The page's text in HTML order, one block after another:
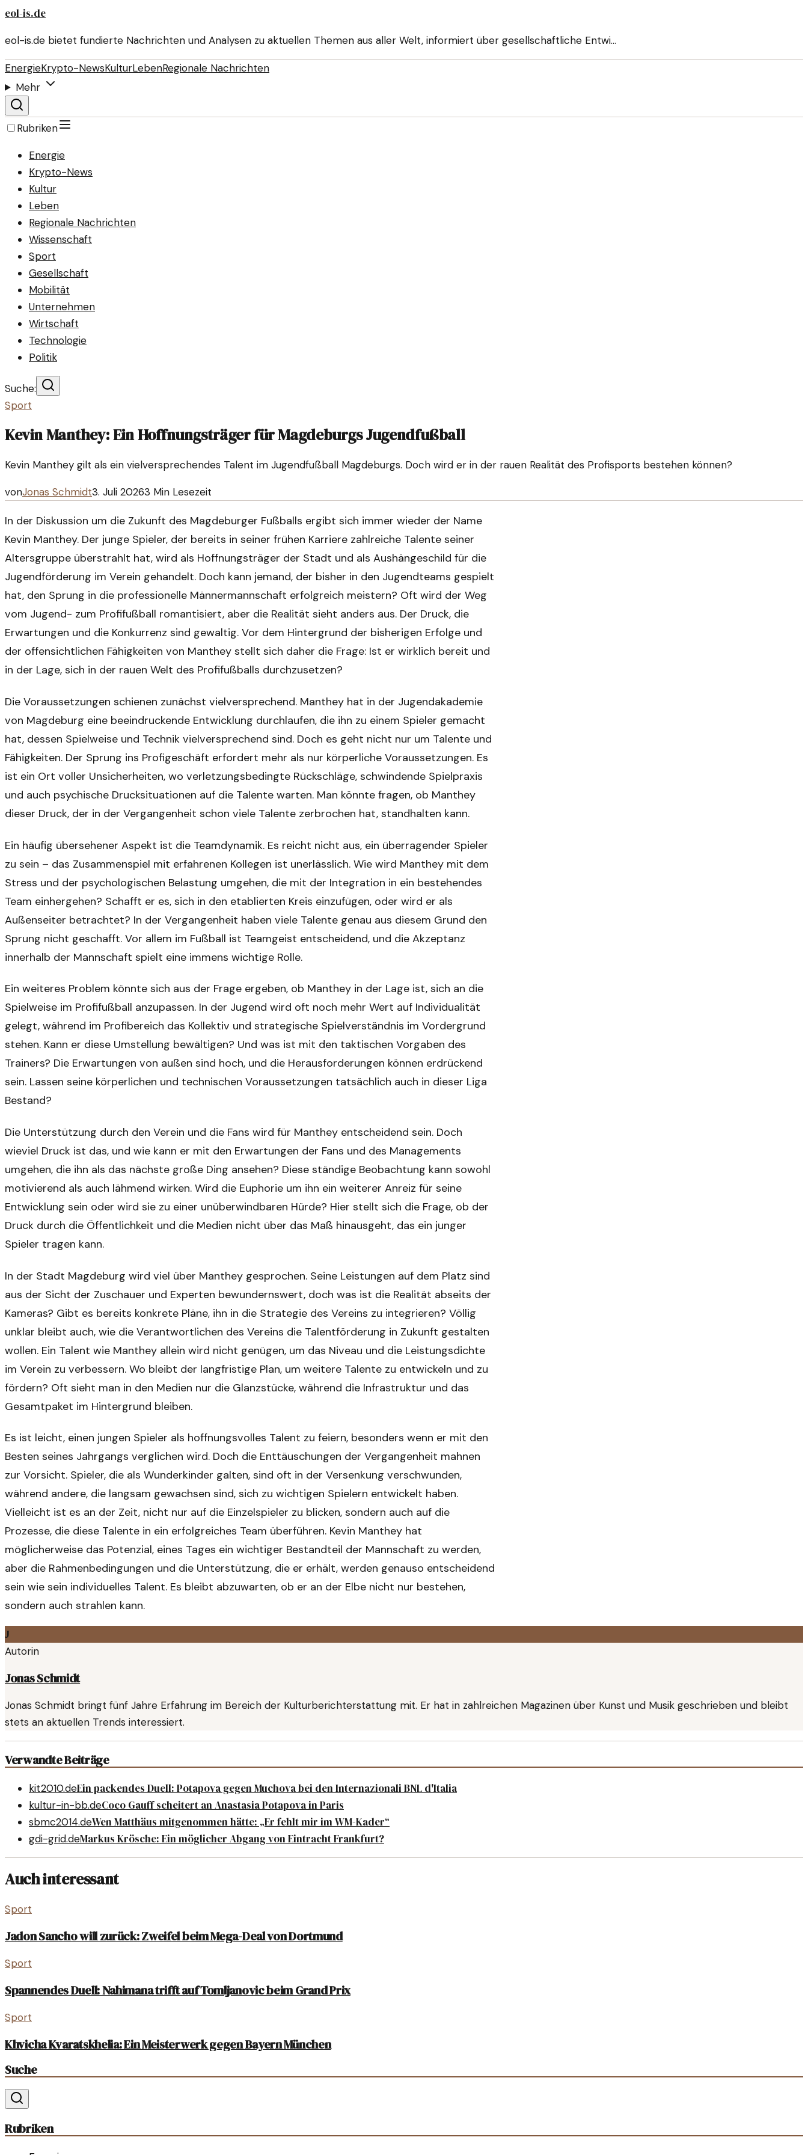
eol-is.de
eol-is.de bietet fundierte Nachrichten und Analysen zu aktuellen Themen aus aller Welt, informiert über gesellschaftliche Entwi…
EnergieKrypto-NewsKulturLebenRegionale Nachrichten
Mehr
Rubriken
Energie
Krypto-News
Kultur
Leben
Regionale Nachrichten
Wissenschaft
Sport
Gesellschaft
Mobilität
Unternehmen
Wirtschaft
Technologie
Politik
Suche:
Sport
Kevin Manthey: Ein Hoffnungsträger für Magdeburgs Jugendfußball
Kevin Manthey gilt als ein vielversprechendes Talent im Jugendfußball Magdeburgs. Doch wird er in der rauen Realität des Profisports bestehen können?
vonJonas Schmidt3. Juli 20263 Min Lesezeit
In der Diskussion um die Zukunft des Magdeburger Fußballs ergibt sich immer wieder der Name
Kevin Manthey. Der junge Spieler, der bereits in seiner frühen Karriere zahlreiche Talente seiner
Altersgruppe überstrahlt hat, wird als Hoffnungsträger der Stadt und als Aushängeschild für die
Jugendförderung im Verein gehandelt. Doch kann jemand, der bisher in den Jugendteams gespielt
hat, den Sprung in die professionelle Männermannschaft erfolgreich meistern? Oft wird der Weg
vom Jugend- zum Profifußball romantisiert, aber die Realität sieht anders aus. Der Druck, die
Erwartungen und die Konkurrenz sind gewaltig. Vor dem Hintergrund der bisherigen Erfolge und
der offensichtlichen Fähigkeiten von Manthey stellt sich daher die Frage: Ist er wirklich bereit und
in der Lage, sich in der rauen Welt des Profifußballs durchzusetzen?
Die Voraussetzungen schienen zunächst vielversprechend. Manthey hat in der Jugendakademie
von Magdeburg eine beeindruckende Entwicklung durchlaufen, die ihn zu einem Spieler gemacht
hat, dessen Spielweise und Technik vielversprechend sind. Doch es geht nicht nur um Talente und
Fähigkeiten. Der Sprung ins Profigeschäft erfordert mehr als nur körperliche Voraussetzungen. Es
ist ein Ort voller Unsicherheiten, wo verletzungsbedingte Rückschläge, schwindende Spielpraxis
und auch psychische Drucksituationen auf die Talente warten. Man könnte fragen, ob Manthey
dieser Druck, der in der Vergangenheit schon viele Talente zerbrochen hat, standhalten kann.
Ein häufig übersehener Aspekt ist die Teamdynamik. Es reicht nicht aus, ein überragender Spieler
zu sein – das Zusammenspiel mit erfahrenen Kollegen ist unerlässlich. Wie wird Manthey mit dem
Stress und der psychologischen Belastung umgehen, die mit der Integration in ein bestehendes
Team einhergehen? Schafft er es, sich in den etablierten Kreis einzufügen, oder wird er als
Außenseiter betrachtet? In der Vergangenheit haben viele Talente genau aus diesem Grund den
Sprung nicht geschafft. Vor allem im Fußball ist Teamgeist entscheidend, und die Akzeptanz
innerhalb der Mannschaft spielt eine immens wichtige Rolle.
Ein weiteres Problem könnte sich aus der Frage ergeben, ob Manthey in der Lage ist, sich an die
Spielweise im Profifußball anzupassen. In der Jugend wird oft noch mehr Wert auf Individualität
gelegt, während im Profibereich das Kollektiv und strategische Spielverständnis im Vordergrund
stehen. Kann er diese Umstellung bewältigen? Und was ist mit den taktischen Vorgaben des
Trainers? Die Erwartungen von außen sind hoch, und die Herausforderungen können erdrückend
sein. Lassen seine körperlichen und technischen Voraussetzungen tatsächlich auch in dieser Liga
Bestand?
Die Unterstützung durch den Verein und die Fans wird für Manthey entscheidend sein. Doch
wieviel Druck ist das, und wie kann er mit den Erwartungen der Fans und des Managements
umgehen, die ihn als das nächste große Ding ansehen? Diese ständige Beobachtung kann sowohl
motivierend als auch lähmend wirken. Wird die Euphorie um ihn ein weiterer Anreiz für seine
Entwicklung sein oder wird sie zu einer unüberwindbaren Hürde? Hier stellt sich die Frage, ob der
Druck durch die Öffentlichkeit und die Medien nicht über das Maß hinausgeht, das ein junger
Spieler tragen kann.
In der Stadt Magdeburg wird viel über Manthey gesprochen. Seine Leistungen auf dem Platz sind
aus der Sicht der Zuschauer und Experten bewundernswert, doch was ist die Realität abseits der
Kameras? Gibt es bereits konkrete Pläne, ihn in die Strategie des Vereins zu integrieren? Völlig
unklar bleibt auch, wie die Verantwortlichen des Vereins die Talentförderung in Zukunft gestalten
wollen. Ein Talent wie Manthey allein wird nicht genügen, um das Niveau und die Leistungsdichte
im Verein zu verbessern. Wo bleibt der langfristige Plan, um weitere Talente zu entwickeln und zu
fördern? Oft sieht man in den Medien nur die Glanzstücke, während die Infrastruktur und das
Gesamtpaket im Hintergrund bleiben.
Es ist leicht, einen jungen Spieler als hoffnungsvolles Talent zu feiern, besonders wenn er mit den
Besten seines Jahrgangs verglichen wird. Doch die Enttäuschungen der Vergangenheit mahnen
zur Vorsicht. Spieler, die als Wunderkinder galten, sind oft in der Versenkung verschwunden,
während andere, die langsam gewachsen sind, sich zu wichtigen Spielern entwickelt haben.
Vielleicht ist es an der Zeit, nicht nur auf die Einzelspieler zu blicken, sondern auch auf die
Prozesse, die diese Talente in ein erfolgreiches Team überführen. Kevin Manthey hat
möglicherweise das Potenzial, eines Tages ein wichtiger Bestandteil der Mannschaft zu werden,
aber die Rahmenbedingungen und die Unterstützung, die er erhält, werden genauso entscheidend
sein wie sein individuelles Talent. Es bleibt abzuwarten, ob er an der Elbe nicht nur bestehen,
sondern auch strahlen kann.
J
Autorin
Jonas Schmidt
Jonas Schmidt bringt fünf Jahre Erfahrung im Bereich der Kulturberichterstattung mit. Er hat in zahlreichen Magazinen über Kunst und Musik geschrieben und bleibt
stets an aktuellen Trends interessiert.
Verwandte Beiträge
kit2010.deEin packendes Duell: Potapova gegen Muchova bei den Internazionali BNL d'Italia
kultur-in-bb.deCoco Gauff scheitert an Anastasia Potapova in Paris
sbmc2014.deWen Matthäus mitgenommen hätte: „Er fehlt mir im WM-Kader“
gdi-grid.deMarkus Krösche: Ein möglicher Abgang von Eintracht Frankfurt?
Auch interessant
Sport
Jadon Sancho will zurück: Zweifel beim Mega-Deal von Dortmund
Sport
Spannendes Duell: Nahimana trifft auf Tomljanovic beim Grand Prix
Sport
Khvicha Kvaratskhelia: Ein Meisterwerk gegen Bayern München
Suche
Rubriken